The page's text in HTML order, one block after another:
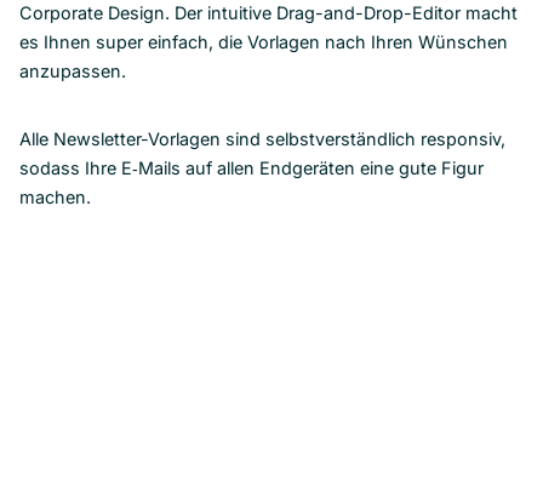
Corporate Design. Der intuitive Drag-and-Drop-Editor macht
es Ihnen super einfach, die Vorlagen nach Ihren Wünschen
anzupassen.
Alle Newsletter-Vorlagen sind selbstverständlich responsiv,
sodass Ihre E‑Mails auf allen Endgeräten eine gute Figur
machen.